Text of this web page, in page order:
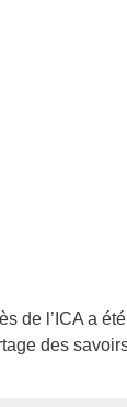
de l’ICA a
des